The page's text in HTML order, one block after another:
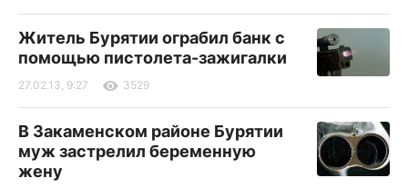
Житель Бурятии ограбил банк с
помощью пистолета-зажигалки
27.02.13, 9:27 3529
В Закаменском районе Бурятии
муж застрелил беременную
жену